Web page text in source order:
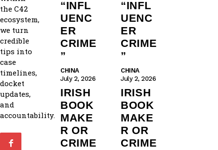
the C42
ecosystem,
we turn
credible
tips into
case
timelines,
docket
updates,
and
accountability.
“INFL
UENC
ER
CRIME
”
CHINA
July 2, 2026
IRISH
BOOK
MAKE
R OR
CRIME
“INFL
UENC
ER
CRIME
”
CHINA
July 2, 2026
IRISH
BOOK
MAKE
R OR
CRIME